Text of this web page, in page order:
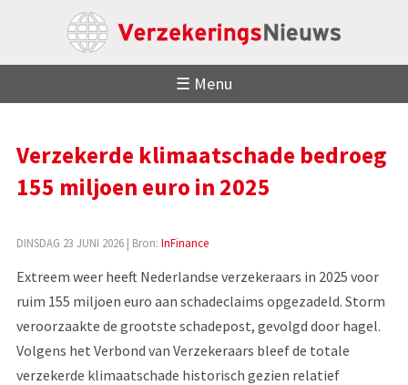
☰ Menu
Verzekerde klimaatschade bedroeg
155 miljoen euro in 2025
DINSDAG 23 JUNI 2026| Bron: InFinance
Extreem weer heeft Nederlandse verzekeraars in 2025 voor
ruim 155 miljoen euro aan schadeclaims opgezadeld. Storm
veroorzaakte de grootste schadepost, gevolgd door hagel.
Volgens het Verbond van Verzekeraars bleef de totale
verzekerde klimaatschade historisch gezien relatief